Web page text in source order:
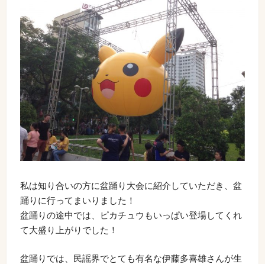
私は知り合いの方に盆踊り大会に紹介していただき、盆
踊りに行ってまいりました！
盆踊りの途中では、ピカチュウもいっぱい登場してくれ
て大盛り上がりでした！
盆踊りでは、民謡界でとても有名な伊藤多喜雄さんが生